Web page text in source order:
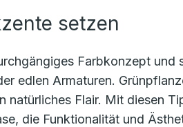
setzen
Farbkonzept
edlen Armaturen.
natürliches Flair. Mit diesen
die Funktionalität und